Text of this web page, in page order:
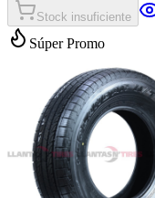
Stock insuficiente
Súper Promo